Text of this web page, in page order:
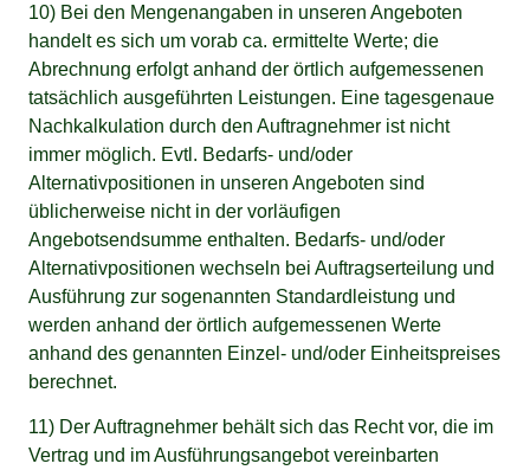
10) Bei den Mengenangaben in unseren Angeboten
handelt es sich um vorab ca. ermittelte Werte; die
Abrechnung erfolgt anhand der örtlich aufgemessenen
tatsächlich ausgeführten Leistungen. Eine tagesgenaue
Nachkalkulation durch den Auftragnehmer ist nicht
immer möglich. Evtl. Bedarfs- und/oder
Alternativpositionen in unseren Angeboten sind
üblicherweise nicht in der vorläufigen
Angebotsendsumme enthalten. Bedarfs- und/oder
Alternativpositionen wechseln bei Auftragserteilung und
Ausführung zur sogenannten Standardleistung und
werden anhand der örtlich aufgemessenen Werte
anhand des genannten Einzel- und/oder Einheitspreises
berechnet.
11) Der Auftragnehmer behält sich das Recht vor, die im
Vertrag und im Ausführungsangebot vereinbarten